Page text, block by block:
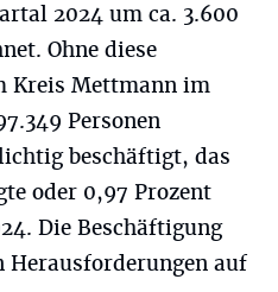
2024 um ca. 3.600
Ohne diese
Kreis Mettmann im
Personen
beschäftigt, das
oder 0,97 Prozent
Die Beschäftigung
auf